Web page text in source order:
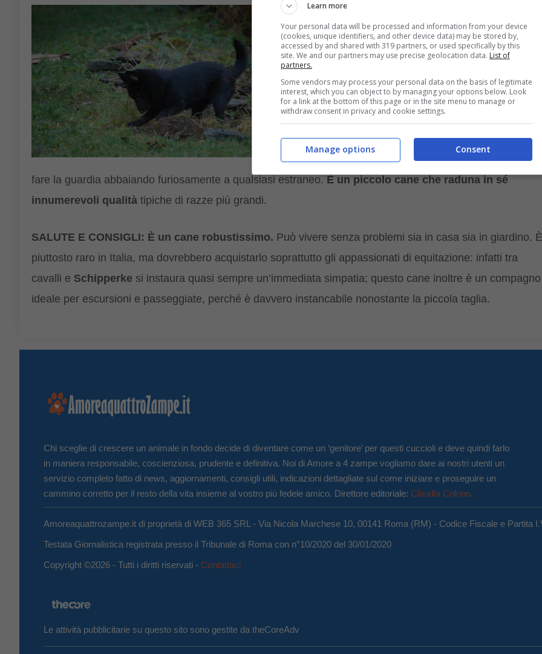
CARATTERE E ATTITUDINI:
irrequieto, instancabile, sempre attento e vigile.
Ama moltissimo l’acqua. È un cane da compagnia
ma anche uno spericolato cacciatore di topi e talpe;
inoltre è un ottimo guardiano “avvisatore”. Il suo
nome, in fiammingo, significa “piccolo battelliere”
perché era il compagno dei battellieri lungo il canale
delle Fiandre, con il compito di cacciare i topi e di
fare la guardia abbaiando furiosamente a qualsiasi estraneo. È un piccolo cane che raduna in sé
innumerevoli qualità tipiche di razze più grandi.
SALUTE E CONSIGLI: È un cane robustissimo. Può vivere senza problemi sia in casa sia in giardino. È
piuttosto raro in Italia, ma dovrebbero acquistarlo soprattutto gli appassionati di equitazione: infatti tra
cavalli e Schipperke si instaura quasi sempre un’immediata simpatia; questo cane inoltre è un compagno
ideale per escursioni e passeggiate, perché è davvero instancabile nonostante la piccola taglia.
Chi sceglie di crescere un animale in fondo decide di diventare come un ‘genitore’ per questi cuccioli e deve quindi farlo
in maniera responsabile, coscienziosa, prudente e definitiva. Noi di Amore a 4 zampe vogliamo dare ai nostri utenti un
servizio completo fatto di news, aggiornamenti, consigli utili, indicazioni dettagliate sul come iniziare e proseguire un
cammino corretto per il resto della vita insieme al vostro più fedele amico. Direttore editoriale: Claudia Colono.
Amoreaquattrozampe.it di proprietà di WEB 365 SRL - Via Nicola Marchese 10, 00141 Roma (RM) - Codice Fiscale e Partita
Testata Giornalistica registrata presso il Tribunale di Roma con n°10/2020 del 30/01/2020
Copyright ©2026 - Tutti i diritti riservati - Contattaci
Le attività pubblicitarie su questo sito sono gestite da theCoreAdv
Learn more
Your personal data will be processed and information from your device
(cookies, unique identifiers, and other device data) may be stored by,
accessed by and shared with 319 partners, or used specifically by this
site. We and our partners may use precise geolocation data. List of
partners.
Some vendors may process your personal data on the basis of legitimate
interest, which you can object to by managing your options below. Look
for a link at the bottom of this page or in the site menu to manage or
withdraw consent in privacy and cookie settings.
Consent
Manage options